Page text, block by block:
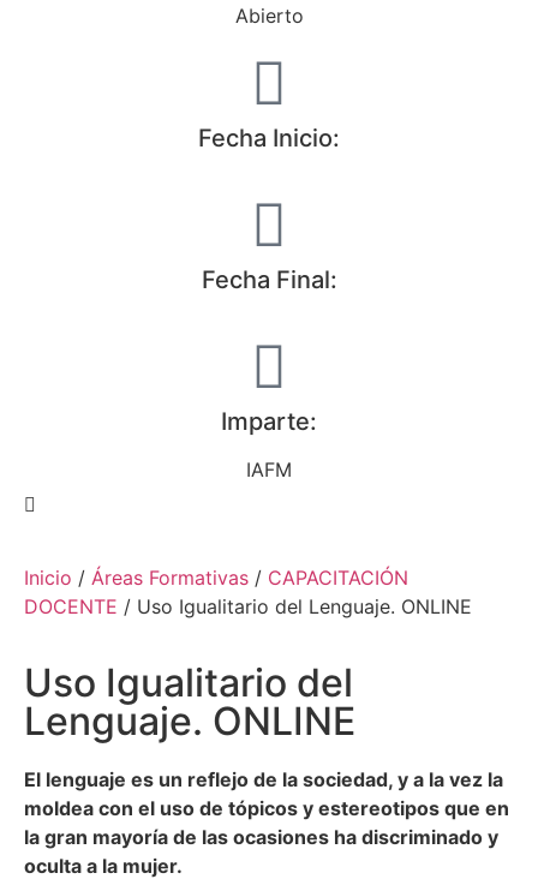
Abierto
Fecha Inicio:
Fecha Final:
Imparte:
IAFM
Inicio / Áreas Formativas / CAPACITACIÓN
DOCENTE / Uso Igualitario del Lenguaje. ONLINE
Uso Igualitario del
Lenguaje. ONLINE
El lenguaje es un reflejo de la sociedad, y a la vez la
moldea con el uso de tópicos y estereotipos que en
la gran mayoría de las ocasiones ha discriminado y
oculta a la mujer.